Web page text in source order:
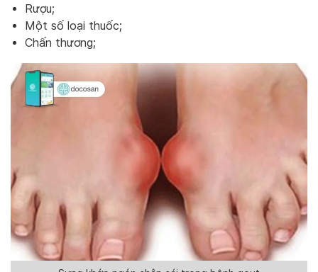
Rượu;
Một số loại thuốc;
Chấn thương;